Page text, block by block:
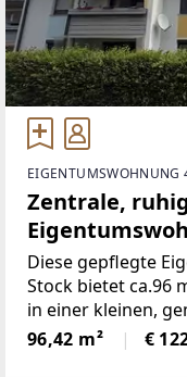
EIGENTUMSWOHNUNG
Zentrale,
Diese gepflegte
Stock bietet ca.96
in einer kleinen,
nur zwei Stiegen
überschaubare
96,42 m² €